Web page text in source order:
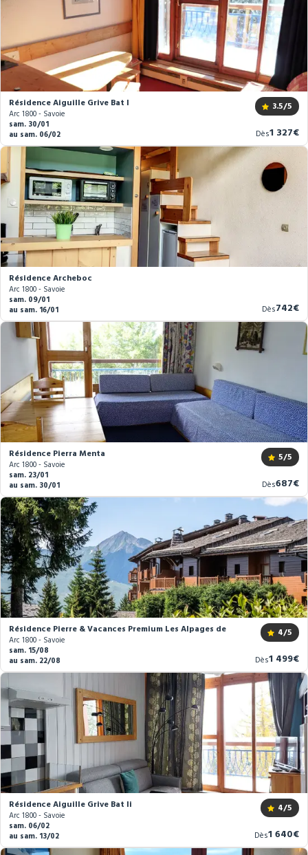
Résidence Aiguille Grive Bat I
Arc 1800 - Savoie
3.5/5
sam. 30/01
au sam. 06/02
Dès
prix
1 327€
Résidence Archeboc
Arc 1800 - Savoie
sam. 09/01
au sam. 16/01
Dès
prix
742€
Résidence Pierra Menta
Arc 1800 - Savoie
5/5
sam. 23/01
au sam. 30/01
Dès
prix
687€
Résidence Pierre & Vacances Premium Les Alpages de Chantel ****
Arc 1800 - Savoie
4/5
sam. 15/08
au sam. 22/08
DèsNouveau
prix
1 499€
Résidence Aiguille Grive Bat Ii
Arc 1800 - Savoie
4/5
sam. 06/02
au sam. 13/02
DèsNouveau
prix
1 640€